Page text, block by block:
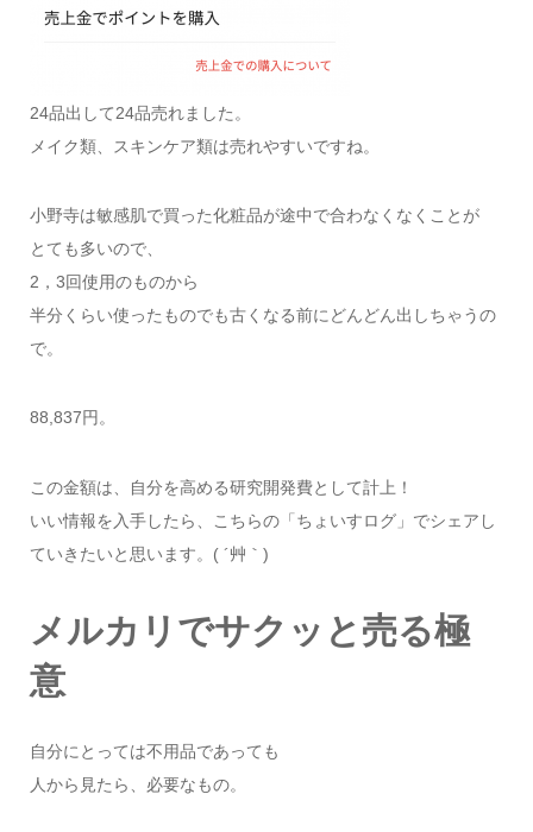
24品出して24品売れました。
メイク類、スキンケア類は売れやすいですね。
小野寺は敏感肌で買った化粧品が途中で合わなくなくことが
とても多いので、
2，3回使用のものから
半分くらい使ったものでも古くなる前にどんどん出しちゃうの
で。
88,837円。
この金額は、自分を高める研究開発費として計上！
いい情報を入手したら、こちらの「ちょいすログ」でシェアし
ていきたいと思います。( ´艸｀)
メルカリでサクッと売る極
意
自分にとっては不用品であっても
人から見たら、必要なもの。